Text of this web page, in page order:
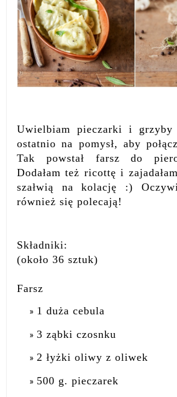
Uwielbiam pieczarki i grzyby
ostatnio na pomysł, aby
Tak powstał farsz do
Dodałam też ricottę i
szałwią na kolację :)
również się polecają!
Składniki:
(około 36 sztuk)
Farsz
1 duża cebula
3 ząbki czosnku
2 łyżki oliwy z oliwek
500 g. pieczarek